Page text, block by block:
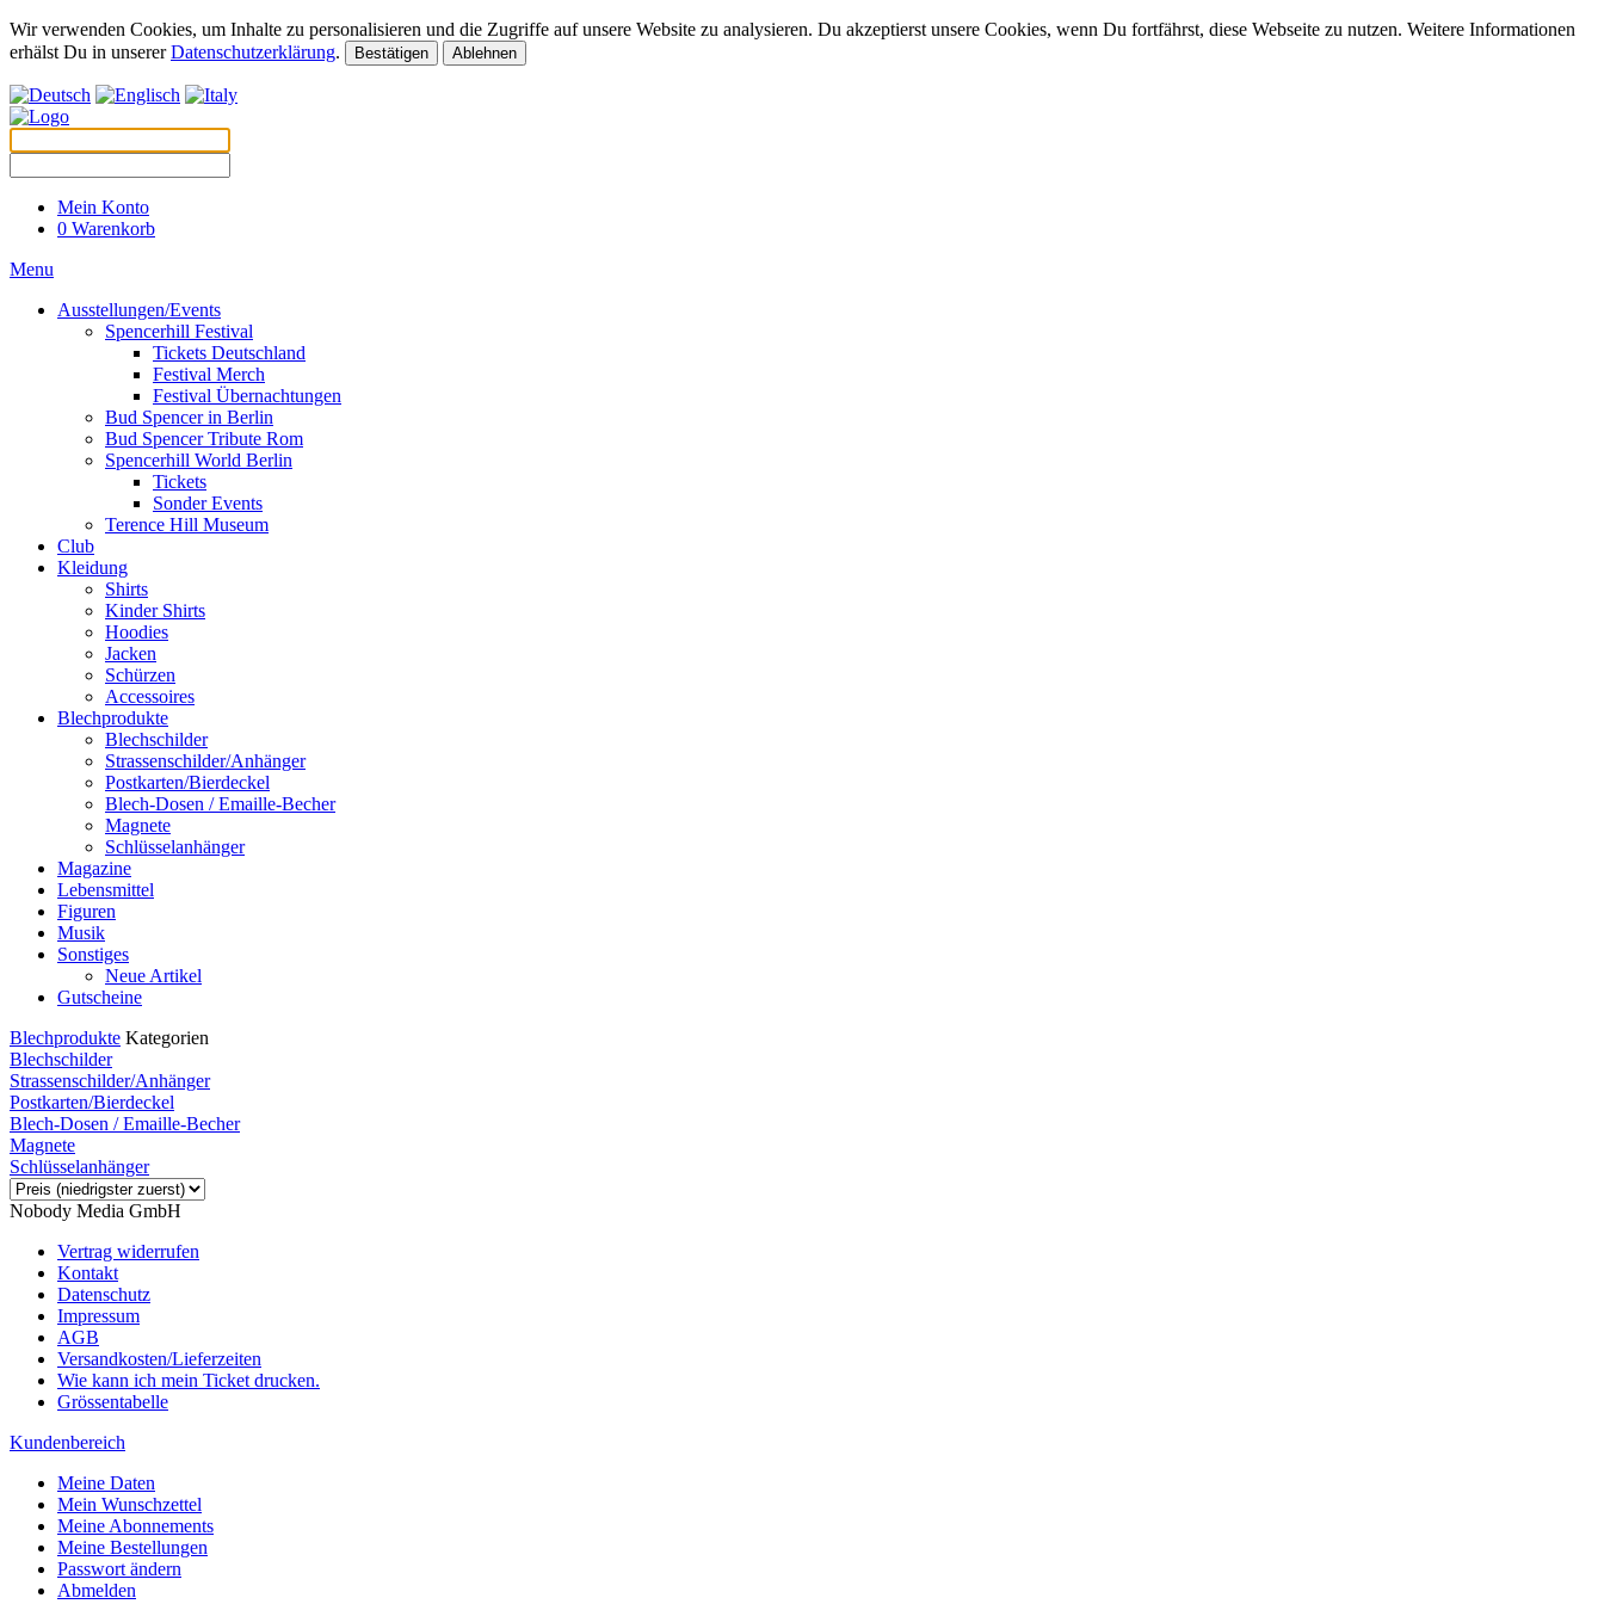
Wir verwenden Cookies, um Inhalte zu personalisieren und die Zugriffe auf unsere Website zu analysieren. Du akzeptierst unsere Cookies, wenn Du fortfährst, diese Webseite zu nutzen. Weitere Informationen
erhälst Du in unsererDatenschutzerklärung. Bestätigen Ablehnen
Mein Konto
0 Warenkorb
Menu
Ausstellungen/Events
Spencerhill Festival
Tickets Deutschland
Festival Merch
Festival Übernachtungen
Bud Spencer in Berlin
Bud Spencer Tribute Rom
Spencerhill World Berlin
Tickets
Sonder Events
Terence Hill Museum
Club
Kleidung
Shirts
Kinder Shirts
Hoodies
Jacken
Schürzen
Accessoires
Blechprodukte
Blechschilder
Strassenschilder/Anhänger
Postkarten/Bierdeckel
Blech-Dosen / Emaille-Becher
Magnete
Schlüsselanhänger
Magazine
Lebensmittel
Figuren
Musik
Sonstiges
Neue Artikel
Gutscheine
Blechprodukte Kategorien
Blechschilder
Strassenschilder/Anhänger
Postkarten/Bierdeckel
Blech-Dosen / Emaille-Becher
Magnete
Schlüsselanhänger
Nobody Media GmbH
Vertrag widerrufen
Kontakt
Datenschutz
Impressum
AGB
Versandkosten/Lieferzeiten
Wie kann ich mein Ticket drucken.
Grössentabelle
Kundenbereich
Meine Daten
Mein Wunschzettel
Meine Abonnements
Meine Bestellungen
Passwort ändern
Abmelden